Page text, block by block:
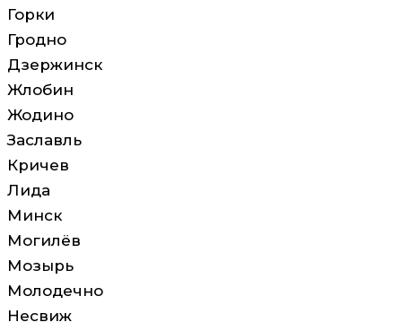
Горки
Гродно
Дзержинск
Жлобин
Жодино
Заславль
Кричев
Лида
Минск
Могилёв
Мозырь
Молодечно
Несвиж